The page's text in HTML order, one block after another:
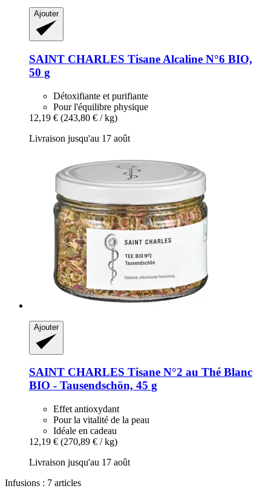
Ajouter
SAINT CHARLES Tisane Alcaline N°6 BIO,
50 g
Détoxifiante et purifiante
Pour l'équilibre physique
12,19 € (243,80 € / kg)
Livraison jusqu'au 17 août
Ajouter
SAINT CHARLES Tisane N°2 au Thé Blanc
BIO -​ Tausendschön, 45 g
Effet antioxydant
Pour la vitalité de la peau
Idéale en cadeau
12,19 € (270,89 € / kg)
Livraison jusqu'au 17 août
Infusions : 7 articles